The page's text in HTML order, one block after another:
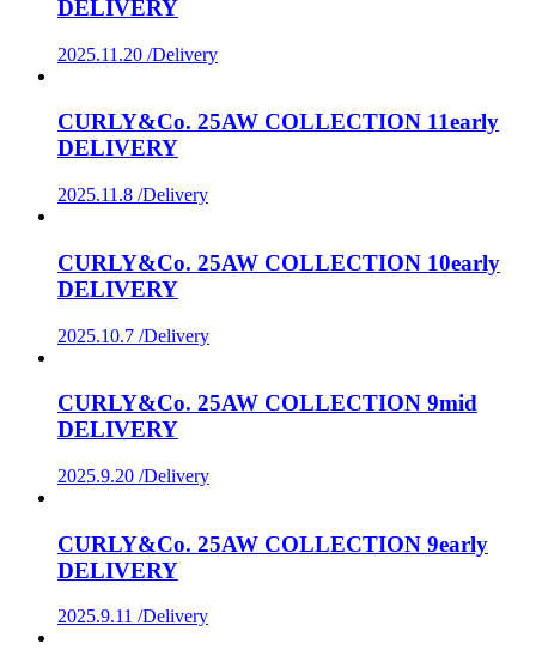
DELIVERY
2025.11.20 /Delivery
CURLY&Co. 25AW COLLECTION 11early
DELIVERY
2025.11.8 /Delivery
CURLY&Co. 25AW COLLECTION 10early
DELIVERY
2025.10.7 /Delivery
CURLY&Co. 25AW COLLECTION 9mid
DELIVERY
2025.9.20 /Delivery
CURLY&Co. 25AW COLLECTION 9early
DELIVERY
2025.9.11 /Delivery